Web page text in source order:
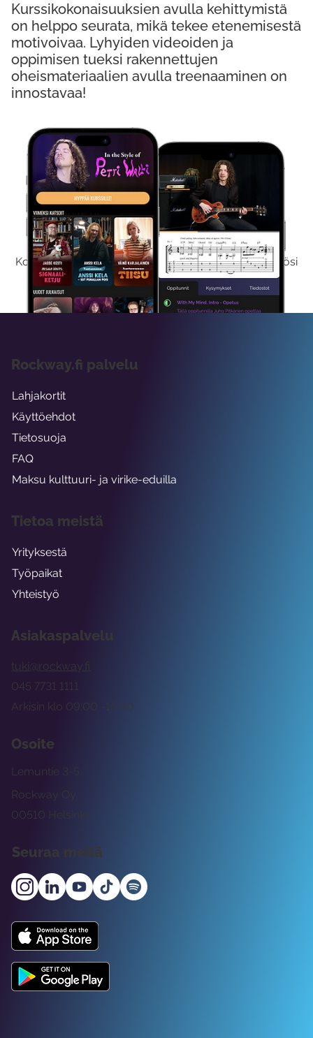
Kokeile Ilmaiseksi
Kokeilemalla ilmaiseksi saat koko sisältömme käyttöösi
viikon ajaksi.
Kurssikokonaisuuksien avulla kehittymistä
on helppo seurata, mikä tekee etenemisestä
motivoivaa. Lyhyiden videoiden ja
oppimisen tueksi rakennettujen
oheismateriaalien avulla treenaaminen on
innostavaa!
Asiakaspalvelu
tuki@rockway.fi
Arkisin klo 09:00 -15:00
045 7731 1111
Osoite
Rockway Oy
Lemuntie 3-5
00510 Helsinki
Seuraa meitä
Rockway.fi palvelu
Lahjakortit
Käyttöehdot
Tietosuoja
FAQ
Maksu kulttuuri- ja virike-eduilla
Tietoa meistä
Yrityksestä
Työpaikat
Yhteistyö